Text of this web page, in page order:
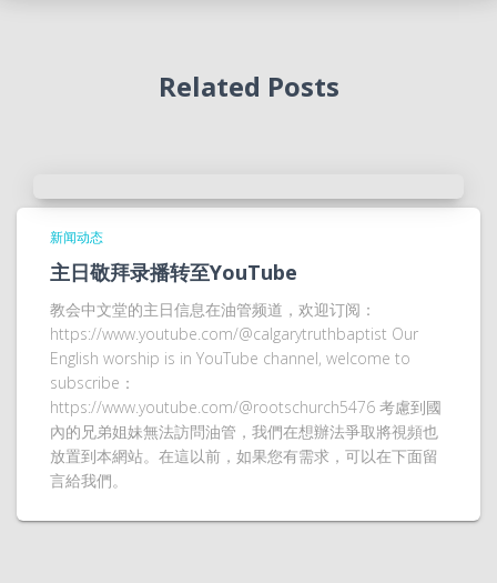
Related Posts
新闻动态
主日敬拜录播转至YouTube
教会中文堂的主日信息在油管频道，欢迎订阅：
https://www.youtube.com/@calgarytruthbaptist Our
English worship is in YouTube channel, welcome to
subscribe：
https://www.youtube.com/@rootschurch5476 考慮到國
內的兄弟姐妹無法訪問油管，我們在想辦法爭取將視頻也
放置到本網站。在這以前，如果您有需求，可以在下面留
言給我們。